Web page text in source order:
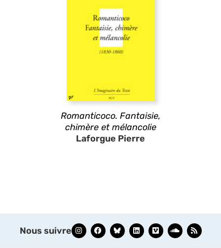
Romanticoco. Fantaisie,
chimère et mélancolie
Laforgue Pierre
Nous suivre